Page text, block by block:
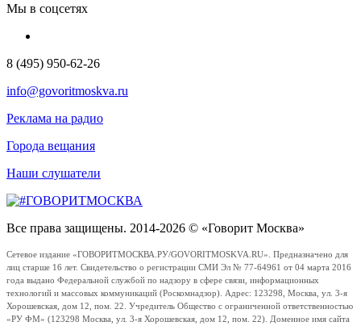
Мы в соцсетях
8 (495) 950-62-26
info@govoritmoskva.ru
Реклама на радио
Города вещания
Наши слушатели
Все права защищены. 2014-2026 © «Говорит Москва»
Сетевое издание «ГОВОРИТМОСКВА.РУ/GOVORITMOSKVA.RU». Предназначено для
лиц старше 16 лет. Свидетельство о регистрации СМИ Эл № 77-64961 от 04 марта 2016
года выдано Федеральной службой по надзору в сфере связи, информационных
технологий и массовых коммуникаций (Роскомнадзор). Адрес: 123298, Москва, ул. 3-я
Хорошевская, дом 12, пом. 22. Учредитель Общество с ограниченной ответственностью
«РУ ФМ» (123298 Москва, ул. 3-я Хорошевская, дом 12, пом. 22). Доменное имя сайта